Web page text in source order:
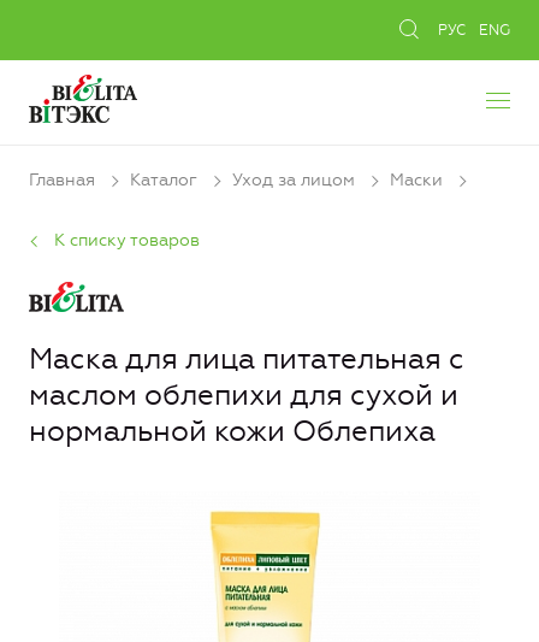
РУС ENG
Главная Каталог Уход за лицом Маски
К списку товаров
Маска для лица питательная c
маслом облепихи для сухой и
нормальной кожи Облепиха